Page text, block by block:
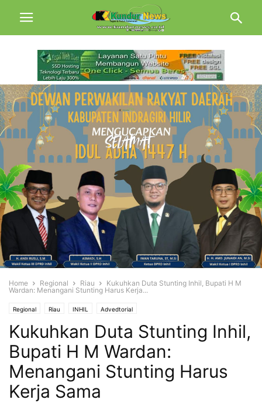
Home Regional Riau
Kukuhkan Duta Stunting Inhil, Bupati H M
Wardan: Menangani Stunting Harus Kerja...
Regional Riau INHIL Advedtorial
Kukuhkan Duta Stunting Inhil,
Bupati H M Wardan:
Menangani Stunting Harus
Kerja Sama